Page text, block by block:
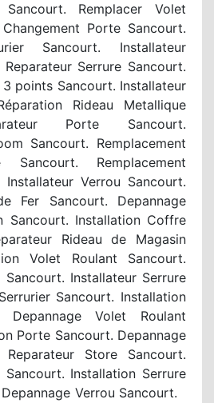
Remplacer Volet
Porte Sancourt.
Sancourt. Installateur
Serrure Sancourt.
points Sancourt. Installateur
Rideau Metallique
Porte Sancourt.
Sancourt. Remplacement
Sancourt. Remplacement
Verrou Sancourt.
Fer Sancourt. Depannage
Sancourt. Installation Coffre
Rideau de Magasin
Volet Roulant Sancourt.
Sancourt. Installateur Serrure
Sancourt. Installation
Depannage Volet Roulant
Porte Sancourt. Depannage
Store Sancourt.
Sancourt. Installation Serrure
Verrou Sancourt.